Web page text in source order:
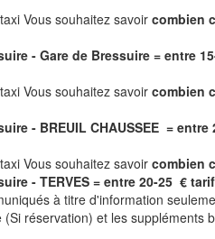
Vous souhaitez savoir combien
- Gare de Bressuire = entre
Vous souhaitez savoir combien
- BREUIL CHAUSSEE =
Vous souhaitez savoir combien
- TERVES = entre 20-25 €
à titre d'information
réservation) et les suppléments